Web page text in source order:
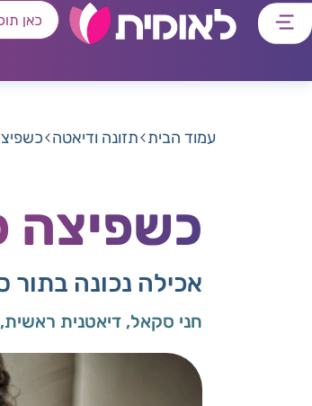
דלג
דלג
דלג
דלג
עמוד הבית תזונה ודיאטה
כשפיצה
אכילה נכונה בתור
חני סקאל, דיאטנית